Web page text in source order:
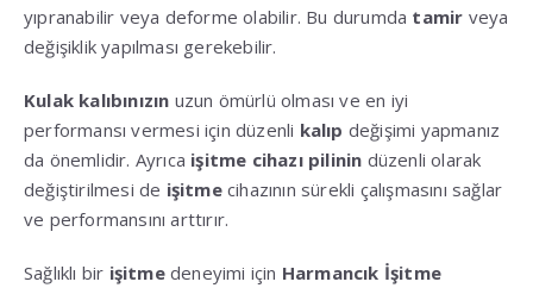
yıpranabilir veya deforme olabilir. Bu durumda tamir veya
değişiklik yapılması gerekebilir.
Kulak kalıbınızın uzun ömürlü olması ve en iyi
performansı vermesi için düzenli kalıp değişimi yapmanız
da önemlidir. Ayrıca işitme cihazı pilinin düzenli olarak
değiştirilmesi de işitmecihazının sürekli çalışmasını sağlar
ve performansını arttırır.
Sağlıklı bir işitmedeneyimi için Harmancık İşitme